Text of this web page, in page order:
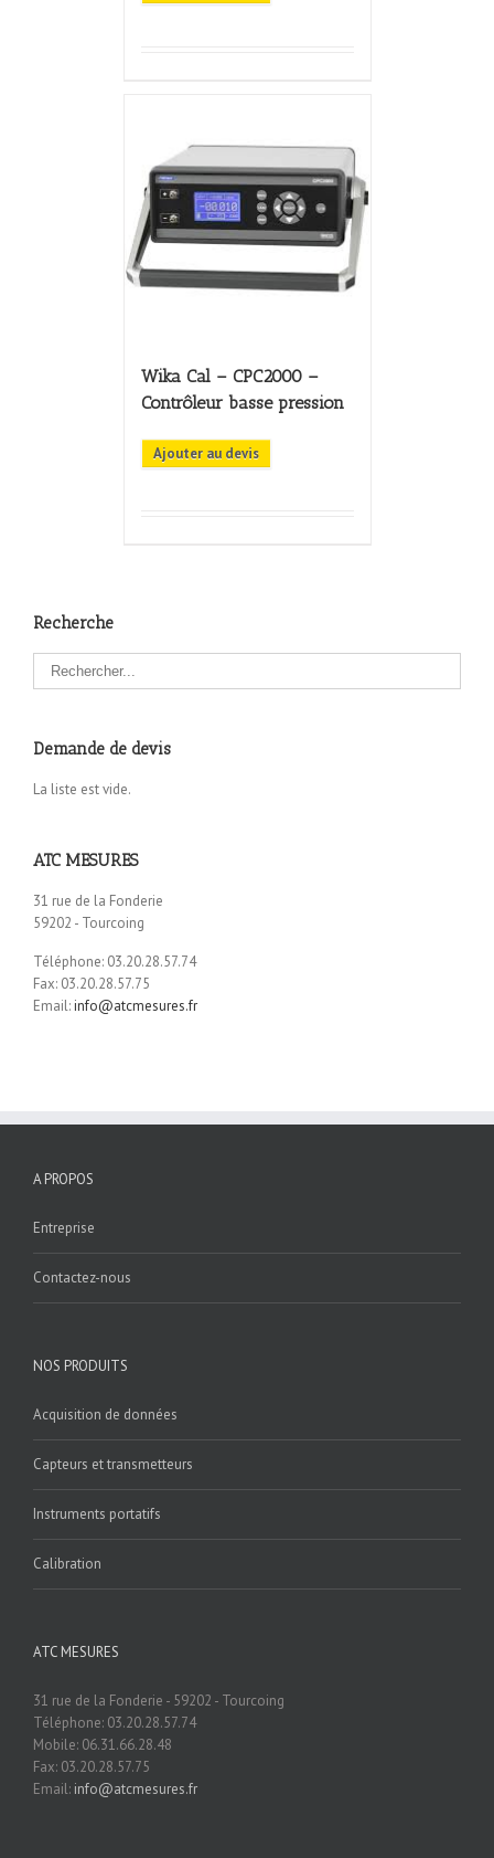
Wika Cal – CPC2000 –
Contrôleur basse pression
Ajouter au devis
Recherche
Demande de devis
La liste est vide.
ATC MESURES
31 rue de la Fonderie
59202 - Tourcoing
Téléphone: 03.20.28.57.74
Fax: 03.20.28.57.75
Email:info@atcmesures.fr
A PROPOS
Entreprise
Contactez-nous
NOS PRODUITS
Acquisition de données
Capteurs et transmetteurs
Instruments portatifs
Calibration
ATC MESURES
31 rue de la Fonderie - 59202 - Tourcoing
Téléphone: 03.20.28.57.74
Mobile: 06.31.66.28.48
Fax: 03.20.28.57.75
Email: info@atcmesures.fr